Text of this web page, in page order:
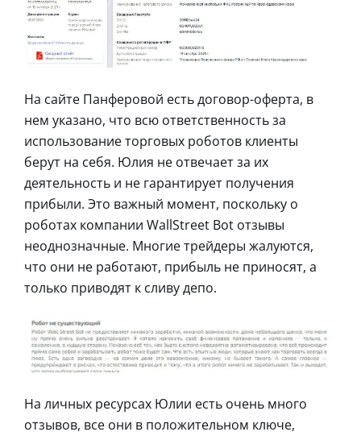
На сайте Панферовой есть договор-оферта, в
нем указано, что всю ответственность за
использование торговых роботов клиенты
берут на себя. Юлия не отвечает за их
деятельность и не гарантирует получения
прибыли. Это важный момент, поскольку о
роботах компании WallStreet Bot отзывы
неоднозначные. Многие трейдеры жалуются,
что они не работают, прибыль не приносят, а
только приводят к сливу депо.
На личных ресурсах Юлии есть очень много
отзывов, все они в положительном ключе,